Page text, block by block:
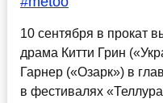
10 сентября в прокат
драма Китти Грин
Гарнер («Озарк») в
в фестивалях